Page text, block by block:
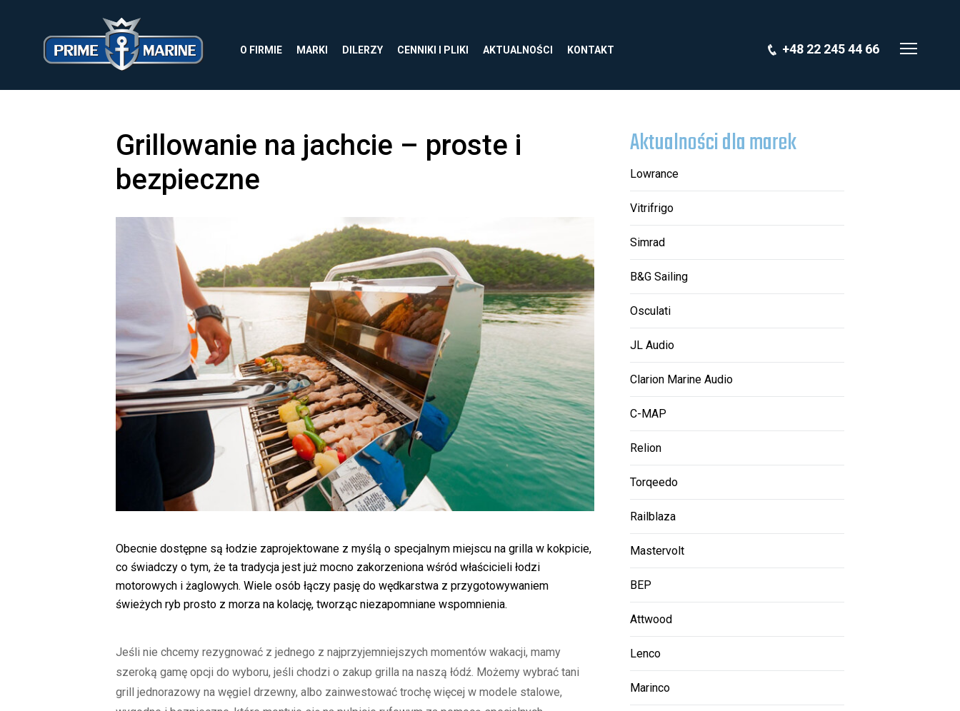
O FIRMIE MARKI DILERZY CENNIKI I PLIKI AKTUALNOŚCI KONTAKT +48 22 245 44 66
Grillowanie na jachcie – proste i
bezpieczne
Obecnie dostępne są łodzie zaprojektowane z myślą o specjalnym miejscu na grilla w kokpicie,
co świadczy o tym, że ta tradycja jest już mocno zakorzeniona wśród właścicieli łodzi
motorowych i żaglowych. Wiele osób łączy pasję do wędkarstwa z przygotowywaniem
świeżych ryb prosto z morza na kolację, tworząc niezapomniane wspomnienia.
Jeśli nie chcemy rezygnować z jednego z najprzyjemniejszych momentów wakacji, mamy
szeroką gamę opcji do wyboru, jeśli chodzi o zakup grilla na naszą łódź. Możemy wybrać tani
grill jednorazowy na węgiel drzewny, albo zainwestować trochę więcej w modele stalowe,
Aktualności dla marek
Lowrance
Vitrifrigo
Simrad
B&G Sailing
Osculati
JL Audio
Clarion Marine Audio
C-MAP
Relion
Torqeedo
Railblaza
Mastervolt
BEP
Attwood
Lenco
Marinco